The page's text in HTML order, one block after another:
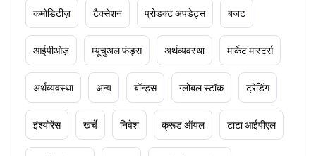
कमोडिटीज़ टैक्सेशन प्रोडक्ट अपडेट्स बजट
आईपीओज़ म्यूचुअल फंड्स अर्थव्यवस्था मार्केट मास्टर्स
अर्थव्यवस्था अन्य बॉन्ड्स ग्लोबल स्टॉक ट्रेडिंग
इंश्योरेंस खर्चे निवेश क्रूड ऑयल टाटा आईपीएल